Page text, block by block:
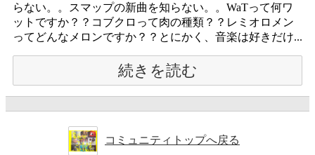
らない。。スマップの新曲を知らない。。WaTって何ワ
ットですか？？コブクロって肉の種類？？レミオロメン
ってどんなメロンですか？？とにかく、音楽は好きだけ...
続きを読む
コミュニティトップへ戻る